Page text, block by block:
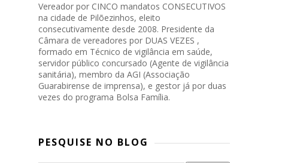
Vereador por CINCO mandatos CONSECUTIVOS
na cidade de Pilõezinhos, eleito
consecutivamente desde 2008. Presidente da
Câmara de vereadores por DUAS VEZES ,
formado em Técnico de vigilância em saúde,
servidor público concursado (Agente de vigilância
sanitária), membro da AGI (Associação
Guarabirense de imprensa), e gestor já por duas
vezes do programa Bolsa Família.
PESQUISE NO BLOG